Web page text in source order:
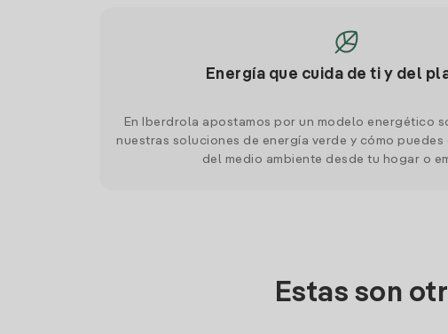
Energía que cuida de ti y del
En Iberdrola apostamos por un modelo energético
nuestras soluciones de energía verde y cómo
del medio ambiente desde tu hogar o
Estas son